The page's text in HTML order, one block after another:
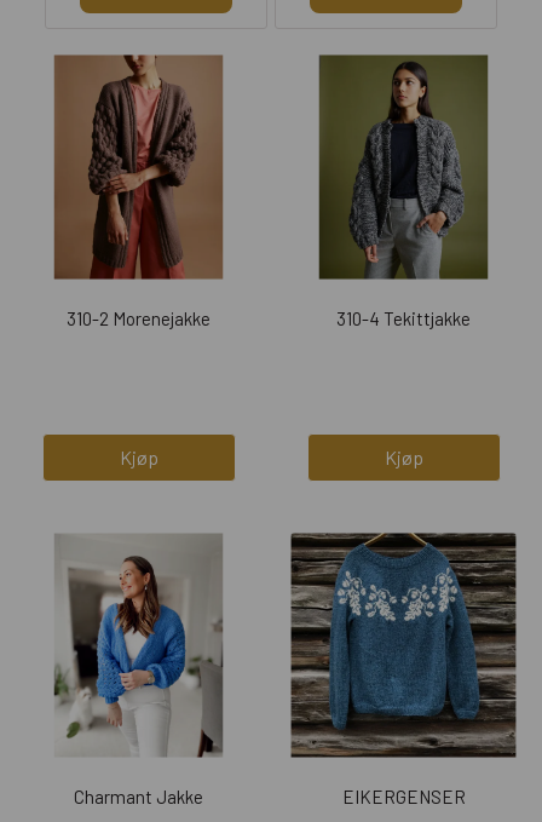
310-2 Morenejakke
Kjøp
310-4 Tekittjakke
Kjøp
Charmant Jakke EIKERGENSER